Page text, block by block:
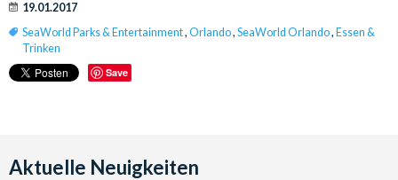
19.01.2017
SeaWorld Parks & Entertainment, Orlando, SeaWorld Orlando, Essen &
Trinken
Save
Aktuelle Neuigkeiten